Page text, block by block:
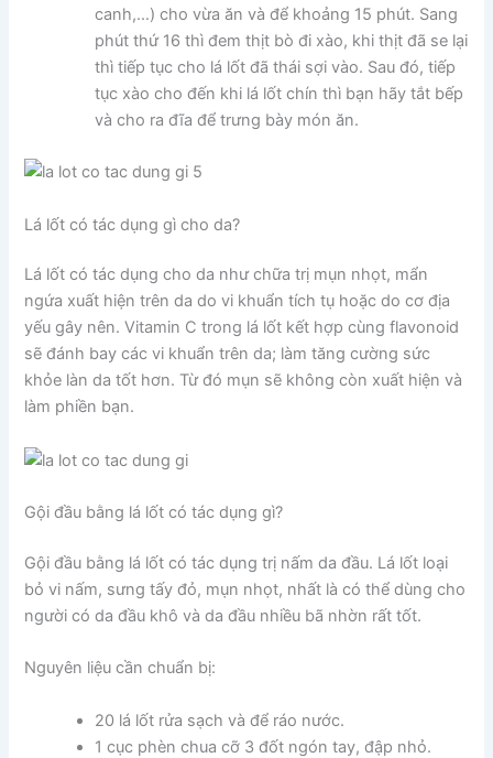
canh,…) cho vừa ăn và để khoảng 15 phút. Sang
phút thứ 16 thì đem thịt bò đi xào, khi thịt đã se lại
thì tiếp tục cho lá lốt đã thái sợi vào. Sau đó, tiếp
tục xào cho đến khi lá lốt chín thì bạn hãy tắt bếp
và cho ra đĩa để trưng bày món ăn.
Lá lốt có tác dụng gì cho da?
Lá lốt có tác dụng cho da như chữa trị mụn nhọt, mẩn
ngứa xuất hiện trên da do vi khuẩn tích tụ hoặc do cơ địa
yếu gây nên. Vitamin C trong lá lốt kết hợp cùng flavonoid
sẽ đánh bay các vi khuẩn trên da; làm tăng cường sức
khỏe làn da tốt hơn. Từ đó mụn sẽ không còn xuất hiện và
làm phiền bạn.
Gội đầu bằng lá lốt có tác dụng gì?
Gội đầu bằng lá lốt có tác dụng trị nấm da đầu. Lá lốt loại
bỏ vi nấm, sưng tấy đỏ, mụn nhọt, nhất là có thể dùng cho
người có da đầu khô và da đầu nhiều bã nhờn rất tốt.
Nguyên liệu cần chuẩn bị:
20 lá lốt rửa sạch và để ráo nước.
1 cục phèn chua cỡ 3 đốt ngón tay, đập nhỏ.